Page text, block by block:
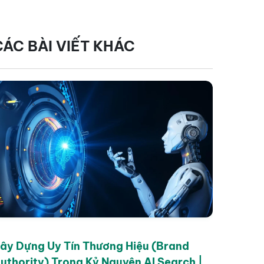
BÀI VIẾT KHÁC
Dựng Uy Tín Thương Hiệu (Brand